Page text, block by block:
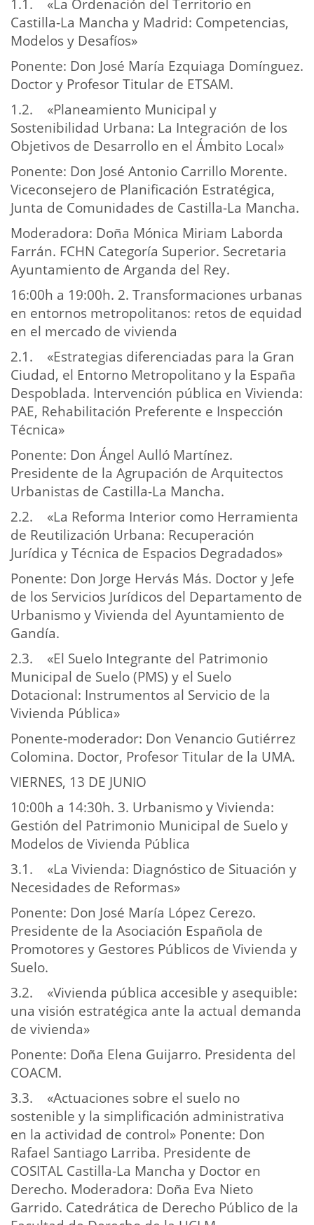
1.1. «La Ordenación del Territorio en
Castilla-La Mancha y Madrid: Competencias,
Modelos y Desafíos»
Ponente: Don José María Ezquiaga Domínguez.
Doctor y Profesor Titular de ETSAM.
1.2. «Planeamiento Municipal y
Sostenibilidad Urbana: La Integración de los
Objetivos de Desarrollo en el Ámbito Local»
Ponente: Don José Antonio Carrillo Morente.
Viceconsejero de Planificación Estratégica,
Junta de Comunidades de Castilla-La Mancha.
Moderadora: Doña Mónica Miriam Laborda
Farrán. FCHN Categoría Superior. Secretaria
Ayuntamiento de Arganda del Rey.
16:00h a 19:00h. 2. Transformaciones urbanas
en entornos metropolitanos: retos de equidad
en el mercado de vivienda
2.1. «Estrategias diferenciadas para la Gran
Ciudad, el Entorno Metropolitano y la España
Despoblada. Intervención pública en Vivienda:
PAE, Rehabilitación Preferente e Inspección
Técnica»
Ponente: Don Ángel Aulló Martínez.
Presidente de la Agrupación de Arquitectos
Urbanistas de Castilla-La Mancha.
2.2. «La Reforma Interior como Herramienta
de Reutilización Urbana: Recuperación
Jurídica y Técnica de Espacios Degradados»
Ponente: Don Jorge Hervás Más. Doctor y Jefe
de los Servicios Jurídicos del Departamento de
Urbanismo y Vivienda del Ayuntamiento de
Gandía.
2.3. «El Suelo Integrante del Patrimonio
Municipal de Suelo (PMS) y el Suelo
Dotacional: Instrumentos al Servicio de la
Vivienda Pública»
Ponente-moderador: Don Venancio Gutiérrez
Colomina. Doctor, Profesor Titular de la UMA.
VIERNES, 13 DE JUNIO
10:00h a 14:30h. 3. Urbanismo y Vivienda:
Gestión del Patrimonio Municipal de Suelo y
Modelos de Vivienda Pública
3.1. «La Vivienda: Diagnóstico de Situación y
Necesidades de Reformas»
Ponente: Don José María López Cerezo.
Presidente de la Asociación Española de
Promotores y Gestores Públicos de Vivienda y
Suelo.
3.2. «Vivienda pública accesible y asequible:
una visión estratégica ante la actual demanda
de vivienda»
Ponente: Doña Elena Guijarro. Presidenta del
COACM.
3.3. «Actuaciones sobre el suelo no
sostenible y la simplificación administrativa
en la actividad de control» Ponente: Don
Rafael Santiago Larriba. Presidente de
COSITAL Castilla-La Mancha y Doctor en
Derecho. Moderadora: Doña Eva Nieto
Garrido. Catedrática de Derecho Público de la